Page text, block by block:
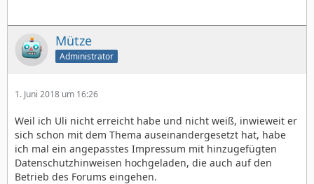
Mütze
Administrator
1. Juni 2018 um 16:26
Weil ich Uli nicht erreicht habe und nicht weiß, inwieweit er
sich schon mit dem Thema auseinandergesetzt hat, habe
ich mal ein angepasstes Impressum mit hinzugefügten
Datenschutzhinweisen hochgeladen, die auch auf den
Betrieb des Forums eingehen.